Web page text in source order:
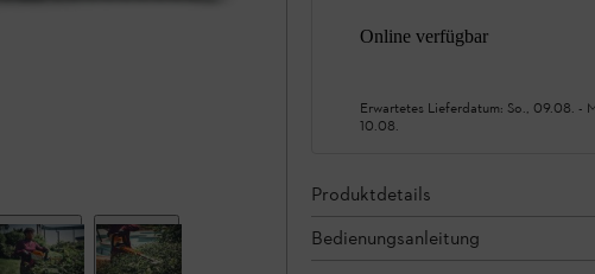
Online verfügbar
Erwartetes Lieferdatum: So., 09.08. -
10.08.
Produktdetails
Bedienungsanleitung